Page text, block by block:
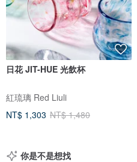
日花 JIT-HUE 光飲杯
紅琉璃 Red Liuli
NT$ 1,303 NT$ 1,480
你是不是想找